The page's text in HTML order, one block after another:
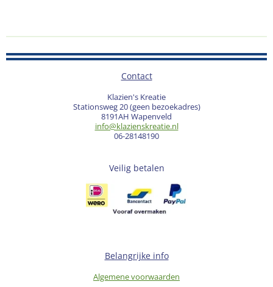
Contact
Klazien's Kreatie
Stationsweg 20 (geen bezoekadres)
8191AH Wapenveld
info@klazienskreatie.nl
06-28148190
Veilig betalen
Belangrijke info
Algemene voorwaarden